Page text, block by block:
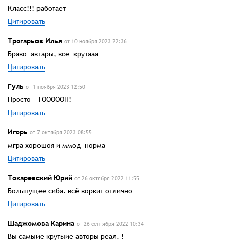
Класс!!! работает
Цитировать
Трогарьов Илья от 10 ноября 2023 22:36
Браво автары, все крутааа
Цитировать
Гуль от 1 ноября 2023 12:50
Просто ТОООООП!
Цитировать
Игорь от 7 октября 2023 08:55
мгра хорошоя и ммод норма
Цитировать
Токаревский Юрий от 26 октября 2022 11:55
Большущее сиба. всё воркит отлично
Цитировать
Шаджомова Карина от 26 сентября 2022 10:34
Вы самыие крутыие авторы реал. !